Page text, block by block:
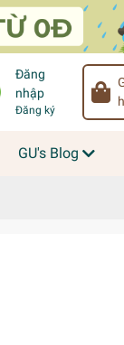
Đăng
nhập
Đăng ký
GU's Blog